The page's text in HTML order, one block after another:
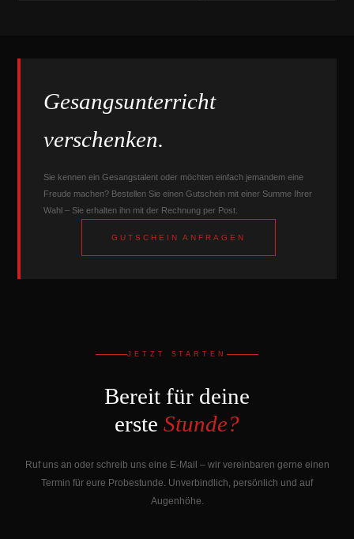
Gesangsunterricht
verschenken.
Sie kennen ein Gesangstalent oder möchten einfach jemandem eine
Freude machen? Bestellen Sie einen Gutschein mit einer Summe Ihrer
Wahl – Sie erhalten ihn mit der Rechnung per Post.
GUTSCHEIN ANFRAGEN
JETZT STARTEN
Bereit für deine
erste Stunde?
Ruf uns an oder schreib uns eine E-Mail – wir vereinbaren gerne einen
Termin für eure Probestunde. Unverbindlich, persönlich und auf
Augenhöhe.